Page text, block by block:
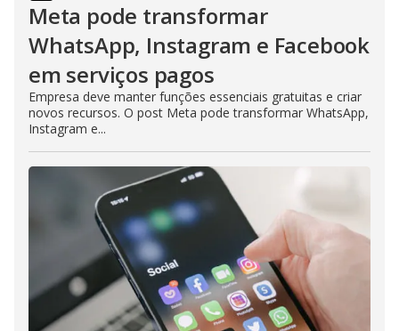
Meta pode transformar
WhatsApp, Instagram e Facebook
em serviços pagos
Empresa deve manter funções essenciais gratuitas e criar
novos recursos. O post Meta pode transformar WhatsApp,
Instagram e...